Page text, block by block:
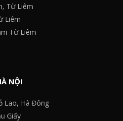
Từ Liêm
Liêm
Từ Liêm
NỘI
Lao, Hà Đông
Giấy